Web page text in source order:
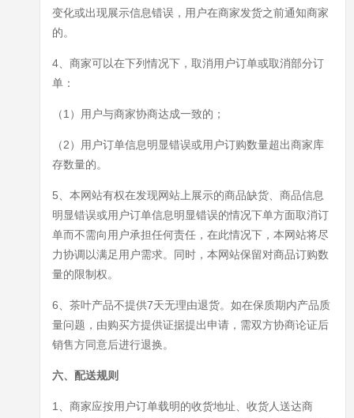
变化或出现展示信息错误，用户在商家发货之前通知商家
的。
4、商家可以在下列情况下，取消用户订单或取消部分订
单：
（1）用户与商家协商达成一致的；
（2）用户订单信息明显错误或用户订购数量超出商家库
存数量的。
5、本网站有权在发现网站上展示的商品缺货、商品信息
明显错误或用户订单信息明显错误的情况下单方面取消订
单而不需向用户承担任何责任，在此情况下，本网站将尽
力协调以满足用户需求。同时，本网站保留对商品订购数
量的限制权。
6、茶叶产品不提供7天无理由退货。如在保质期内产品质
量问题，由购买方提供证据提出申请，需双方协商论证后
销售方同意后进行退换。
六、配送规则
1、商家应按用户订单载明的收货地址、收货人送达商